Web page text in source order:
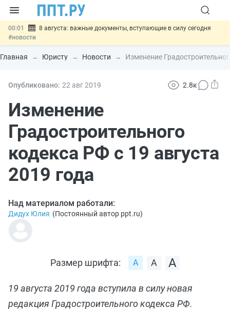
00:01
8 августа: важные документы, вступающие в силу сегодня
#новости
07.08 Подписан закон о блокировке продажи опасных товаров через
«Честный знак»#новости
07.08 Госпошлину за устранение ошибок в документах предлагают
07.08
отношений #новости
Главная Юристу Новости Изменение
Опубликовано: 22 авг2019 2.8к
Изменение
Градостроительного
кодекса РФ с 19 августа
2019 года
Над материалом работали:
Дидух Юлия (Постоянный автор ppt.ru)
Размер шрифта:
19 августа 2019 года вступила в силу новая
редакция Градостроительного кодекса РФ.